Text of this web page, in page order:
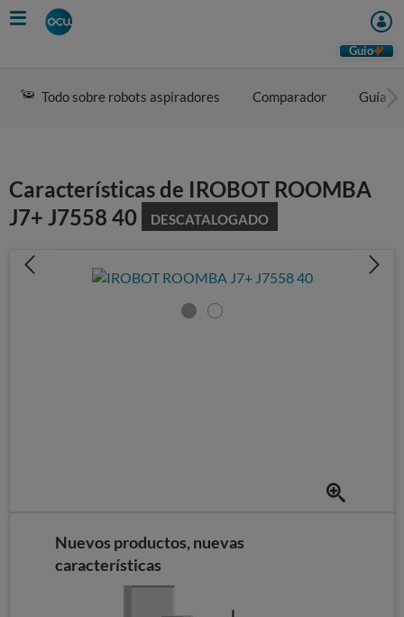
Skip
to
Guio
Todo sobre robots aspiradores Comparador Guía
Características de IROBOT ROOMBA
J7+ J7558 40
DESCATALOGADO
Nuevos productos, nuevas
características